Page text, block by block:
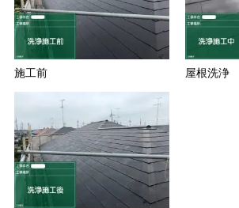
施工前 屋根洗浄